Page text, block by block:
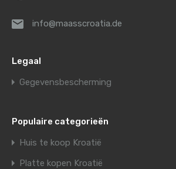
info@maasscroatia.de
Legaal
Gegevensbescherming
Populaire categorieën
Huis te koop Kroatië
Platte kopen Kroatië